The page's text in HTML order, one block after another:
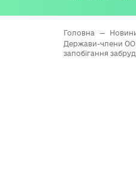
Головна —
Держави-члени
запобігання